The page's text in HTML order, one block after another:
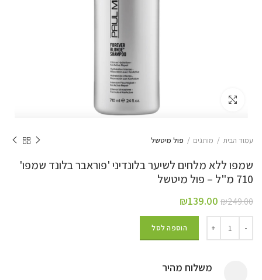
עמוד הבית מותגים פול מיטשל
שמפו ללא מלחים לשיער בלונדיני 'פוראבר בלונד שמפו'
710 מ"ל – פול מיטשל
₪249.00
₪139.00
הוספה לסל
משלוח מהיר